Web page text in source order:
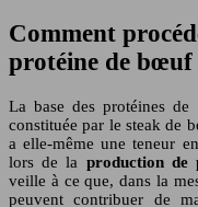
Comment
protéine de bœuf
La base des protéines
constituée par le steak de
a elle-même une teneur
lors de la production de
veille à ce que, dans la
peuvent contribuer de